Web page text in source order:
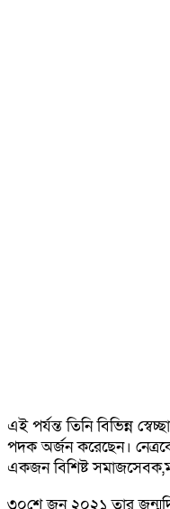
এই পর্যন্ত তিনি বিভিন্ন
পদক অর্জন করেছেন।
একজন বিশিষ্ট